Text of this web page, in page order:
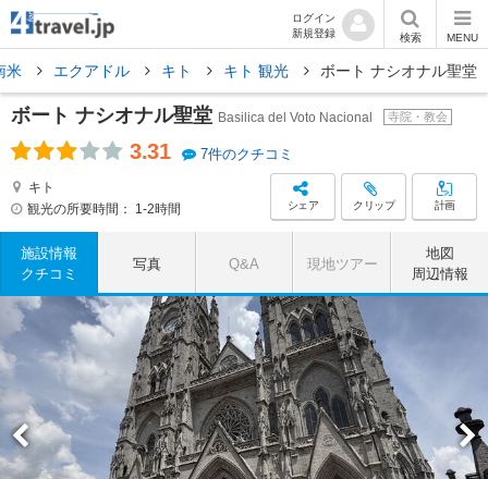
ログイン
新規登録
検索 MENU
米 エクアドル キト キト 観光 ボート ナシオナル聖堂
ボート ナシオナル聖堂 Basilica del Voto Nacional 寺院・教会
3.31 7件のクチコミ
キト
観光の所要時間：
1-2時間 シェア クリップ 計画
施設情報
クチコミ
写真 Q&A 現地ツアー
地図
周辺情報